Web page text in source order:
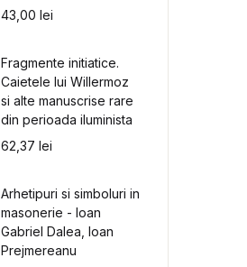
43,00lei
Fragmente initiatice.
Caietele lui Willermoz
si alte manuscrise rare
din perioada iluminista
62,37lei
Arhetipuri si simboluri in
masonerie - Ioan
Gabriel Dalea, Ioan
Prejmereanu